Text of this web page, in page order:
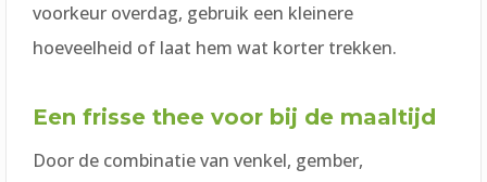
voorkeur overdag, gebruik een kleinere
hoeveelheid of laat hem wat korter trekken.
Een frisse thee voor bij de maaltijd
Door de combinatie van venkel, gember,